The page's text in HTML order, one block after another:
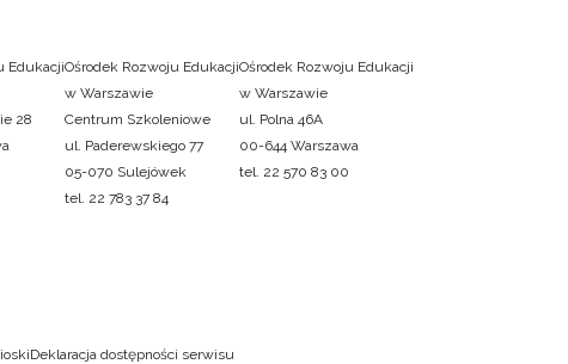
Edukacji
28
Ośrodek Rozwoju Edukacji
w Warszawie
Centrum Szkoleniowe
ul. Paderewskiego 77
05-070 Sulejówek
tel. 22 783 37 84
Ośrodek Rozwoju Edukacji
w Warszawie
ul. Polna 46A
00-644 Warszawa
tel. 22 570 83 00
Deklaracja dostępności serwisu